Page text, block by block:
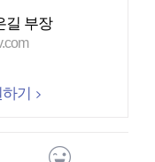
길 부장
기